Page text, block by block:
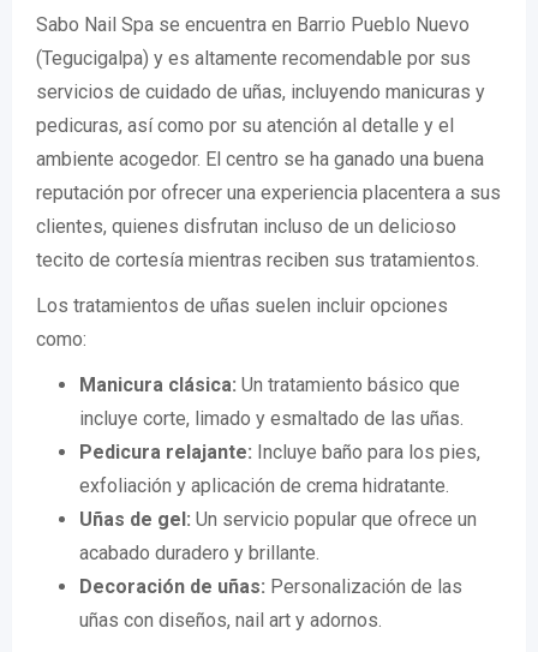
Sabo Nail Spa se encuentra en Barrio Pueblo Nuevo
(Tegucigalpa) y es altamente recomendable por sus
servicios de cuidado de uñas, incluyendo manicuras y
pedicuras, así como por su atención al detalle y el
ambiente acogedor. El centro se ha ganado una buena
reputación por ofrecer una experiencia placentera a sus
clientes, quienes disfrutan incluso de un delicioso
tecito de cortesía mientras reciben sus tratamientos.
Los tratamientos de uñas suelen incluir opciones
como:
Manicura clásica: Un tratamiento básico que
incluye corte, limado y esmaltado de las uñas.
Pedicura relajante: Incluye baño para los pies,
exfoliación y aplicación de crema hidratante.
Uñas de gel: Un servicio popular que ofrece un
acabado duradero y brillante.
Decoración de uñas: Personalización de las
uñas con diseños, nail art y adornos.